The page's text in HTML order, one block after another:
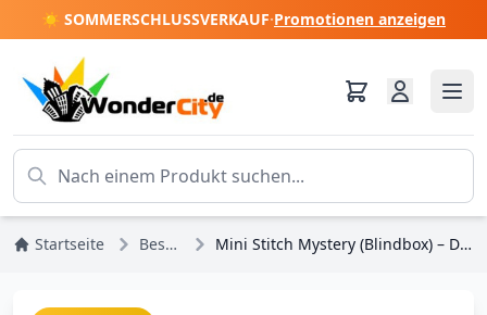
☀️ SOMMERSCHLUSSVERKAUF·Promotionen anzeigen
Startseite Bestseller Mini Stitch Mystery (Blindbox) – Disney Grand Jester